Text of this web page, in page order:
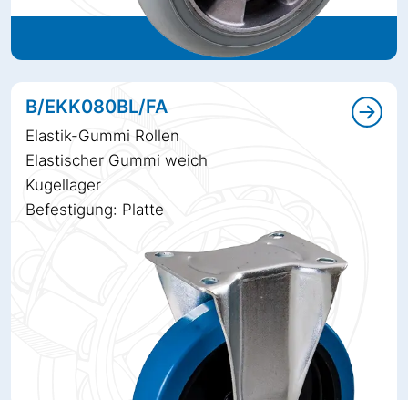
B/EKK080BL/FA
Elastik-Gummi Rollen
Elastischer Gummi weich
Kugellager
Befestigung: Platte